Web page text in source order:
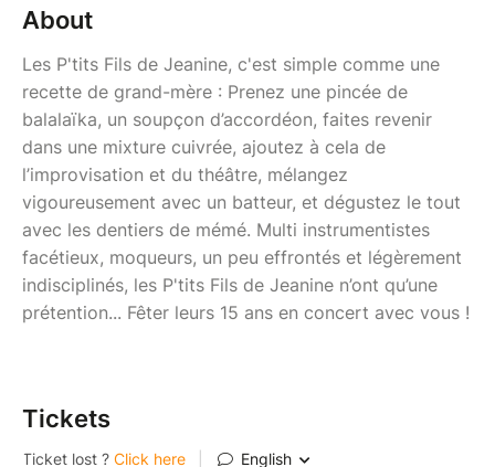
About
Les P'tits Fils de Jeanine, c'est simple comme une
recette de grand-mère : Prenez une pincée de
balalaïka, un soupçon d’accordéon, faites revenir
dans une mixture cuivrée, ajoutez à cela de
l’improvisation et du théâtre, mélangez
vigoureusement avec un batteur, et dégustez le tout
avec les dentiers de mémé. Multi instrumentistes
facétieux, moqueurs, un peu effrontés et légèrement
indisciplinés, les P'tits Fils de Jeanine n’ont qu’une
prétention... Fêter leurs 15 ans en concert avec vous !
Tickets